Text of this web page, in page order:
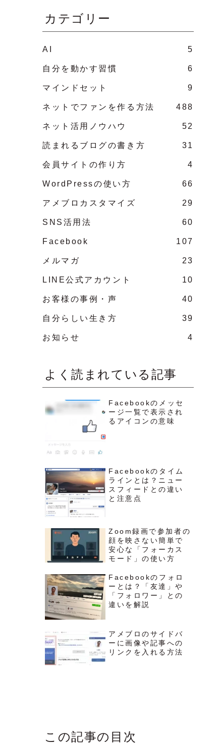
カテゴリー
AI 5
自分を動かす習慣 6
マインドセット 9
ネットでファンを作る方法 488
ネット活用ノウハウ 52
読まれるブログの書き方 31
会員サイトの作り方 4
WordPressの使い方 66
アメブロカスタマイズ 29
SNS活用法 60
Facebook 107
メルマガ 23
LINE公式アカウント 10
お客様の事例・声 40
自分らしい生き方 39
お知らせ 4
よく読まれている記事
Facebookのメッセ
ージ一覧で表示され
るアイコンの意味
Facebookのタイム
ラインとは？ニュー
スフィードとの違い
と注意点
Zoom録画で参加者の
顔を映さない簡単で
安心な「フォーカス
モード」の使い方
Facebookのフォロ
ーとは？「友達」や
「フォロワー」との
違いを解説
アメブロのサイドバ
ーに画像や記事への
リンクを入れる方法
この記事の目次